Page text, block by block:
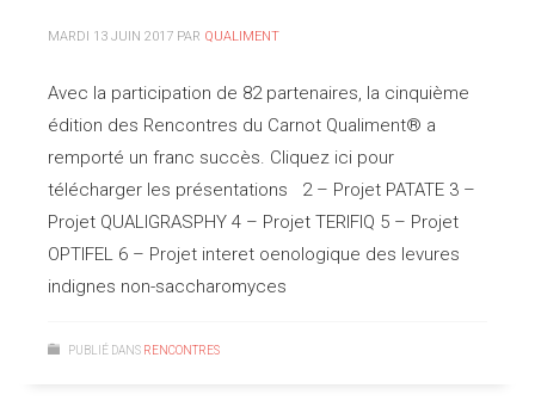
MARDI 13 JUIN 2017 PAR QUALIMENT
Avec la participation de 82 partenaires, la cinquième
édition des Rencontres du Carnot Qualiment® a
remporté un franc succès. Cliquez ici pour
télécharger les présentations 2 – Projet PATATE 3 –
Projet QUALIGRASPHY 4 – Projet TERIFIQ 5 – Projet
OPTIFEL 6 – Projet interet oenologique des levures
indignes non-saccharomyces
PUBLIÉ DANS RENCONTRES